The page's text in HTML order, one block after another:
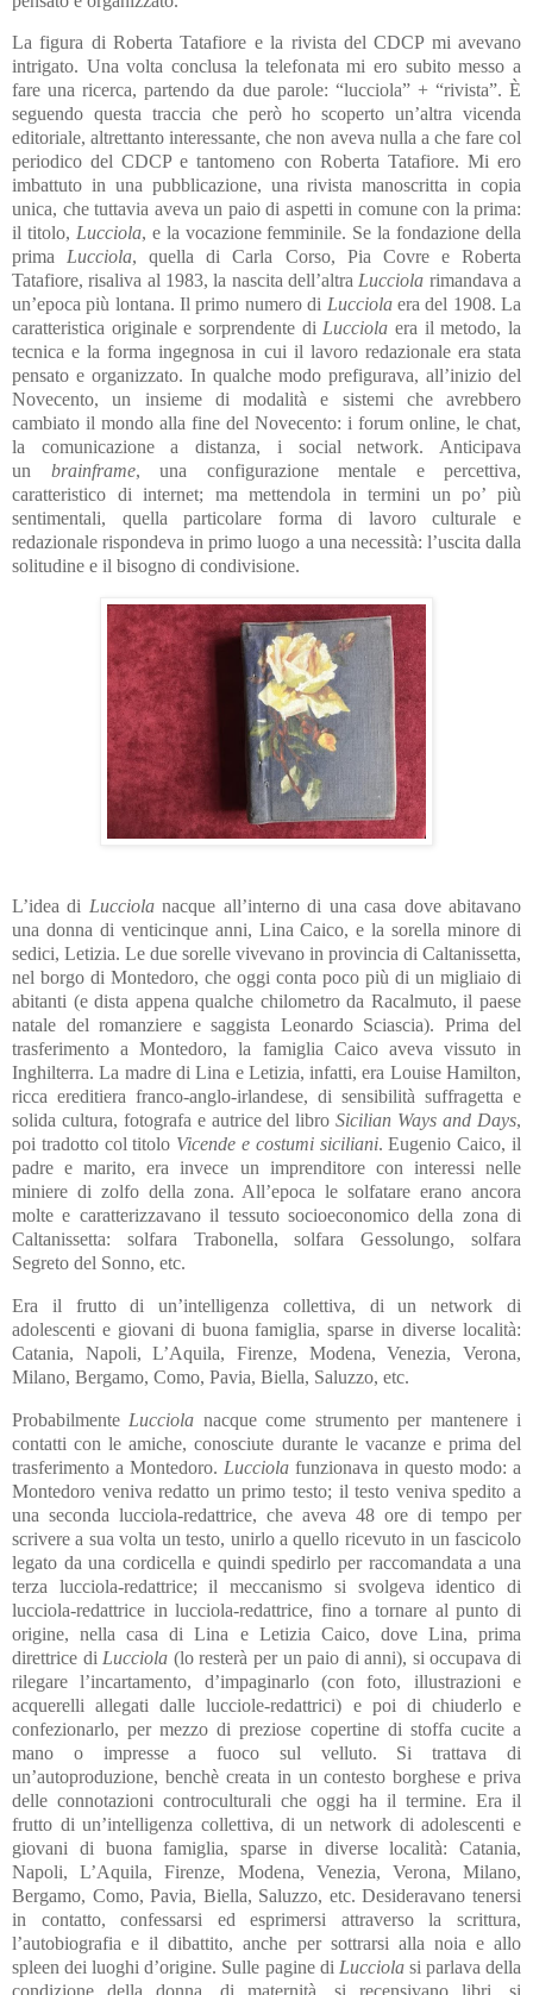
La figura di Roberta Tatafiore e la rivista del CDCP mi avevano
intrigato. Una volta conclusa la telefonata mi ero subito messo a
fare una ricerca, partendo da due parole: “lucciola” + “rivista”. È
seguendo questa traccia che però ho scoperto un’altra vicenda
editoriale, altrettanto interessante, che non aveva nulla a che fare col
periodico del CDCP e tantomeno con Roberta Tatafiore. Mi ero
imbattuto in una pubblicazione, una rivista manoscritta in copia
unica, che tuttavia aveva un paio di aspetti in comune con la prima:
il titolo, Lucciola, e la vocazione femminile. Se la fondazione della
primaLucciola, quella di Carla Corso, Pia Covre e Roberta
Tatafiore, risaliva al 1983, la nascita dell’altraLucciola rimandava a
un’epoca più lontana. Il primo numero di Lucciolaera del 1908. La
caratteristica originale e sorprendente diLucciola era il metodo, la
tecnica e la forma ingegnosa in cui il lavoro redazionale era stata
pensato e organizzato. In qualche modo prefigurava, all’inizio del
Novecento, un insieme di modalità e sistemi che avrebbero
cambiato il mondo alla fine del Novecento: i forum online, le chat,
la comunicazione a distanza, i social network. Anticipava
un brainframe, una configurazione mentale e percettiva,
caratteristico di internet; ma mettendola in termini un po’ più
sentimentali, quella particolare forma di lavoro culturale e
redazionale rispondeva in primo luogo a una necessità: l’uscita dalla
solitudine e il bisogno di condivisione.
L’idea di Lucciolanacque all’interno di una casa dove abitavano
una donna di venticinque anni, Lina Caico, e la sorella minore di
sedici, Letizia. Le due sorelle vivevano in provincia di Caltanissetta,
nel borgo di Montedoro, che oggi conta poco più di un migliaio di
abitanti (e dista appena qualche chilometro da Racalmuto, il paese
natale del romanziere e saggista Leonardo Sciascia). Prima del
trasferimento a Montedoro, la famiglia Caico aveva vissuto in
Inghilterra. La madre di Lina e Letizia, infatti, era Louise Hamilton,
ricca ereditiera franco-anglo-irlandese, di sensibilità suffragetta e
solida cultura, fotografa e autrice del libroSicilian Ways and Days,
poi tradotto col titolo Vicende e costumi siciliani. Eugenio Caico, il
padre e marito, era invece un imprenditore con interessi nelle
miniere di zolfo della zona. All’epoca le solfatare erano ancora
molte e caratterizzavano il tessuto socioeconomico della zona di
Caltanissetta: solfara Trabonella, solfara Gessolungo, solfara
Segreto del Sonno, etc.
Era il frutto di un’intelligenza collettiva, di un network di
adolescenti e giovani di buona famiglia, sparse in diverse località:
Catania, Napoli, L’Aquila, Firenze, Modena, Venezia, Verona,
Milano, Bergamo, Como, Pavia, Biella, Saluzzo, etc.
Probabilmente Lucciola nacque come strumento per mantenere i
contatti con le amiche, conosciute durante le vacanze e prima del
trasferimento a Montedoro. Lucciola funzionava in questo modo: a
Montedoro veniva redatto un primo testo; il testo veniva spedito a
una seconda lucciola-redattrice, che aveva 48 ore di tempo per
scrivere a sua volta un testo, unirlo a quello ricevuto in un fascicolo
legato da una cordicella e quindi spedirlo per raccomandata a una
terza lucciola-redattrice; il meccanismo si svolgeva identico di
lucciola-redattrice in lucciola-redattrice, fino a tornare al punto di
origine, nella casa di Lina e Letizia Caico, dove Lina, prima
direttrice di Lucciola (lo resterà per un paio di anni), si occupava di
rilegare l’incartamento, d’impaginarlo (con foto, illustrazioni e
acquerelli allegati dalle lucciole-redattrici) e poi di chiuderlo e
confezionarlo, per mezzo di preziose copertine di stoffa cucite a
mano o impresse a fuoco sul velluto. Si trattava di
un’autoproduzione, benchè creata in un contesto borghese e priva
delle connotazioni controculturali che oggi ha il termine. Era il
frutto di un’intelligenza collettiva, di un network di adolescenti e
giovani di buona famiglia, sparse in diverse località: Catania,
Napoli, L’Aquila, Firenze, Modena, Venezia, Verona, Milano,
Bergamo, Como, Pavia, Biella, Saluzzo, etc. Desideravano tenersi
in contatto, confessarsi ed esprimersi attraverso la scrittura,
l’autobiografia e il dibattito, anche per sottrarsi alla noia e allo
spleen dei luoghi d’origine. Sulle pagine di Lucciolasi parlava della
condizione della donna, di maternità, si recensivano libri, si